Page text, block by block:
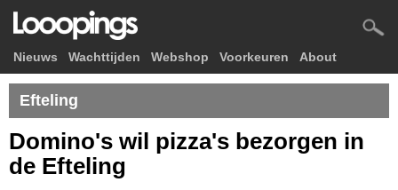
Nieuws Wachttijden Webshop Voorkeuren About
Efteling
Domino's wil pizza's bezorgen in
de Efteling